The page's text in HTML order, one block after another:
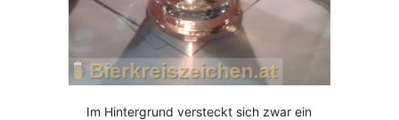
Im Hintergrund versteckt sich zwar ein